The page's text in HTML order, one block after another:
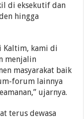
di eksekutif dan
hingga
Kaltim, kami di
menjalin
masyarakat baik
forum lainnya
ujarnya.
terus dewasa